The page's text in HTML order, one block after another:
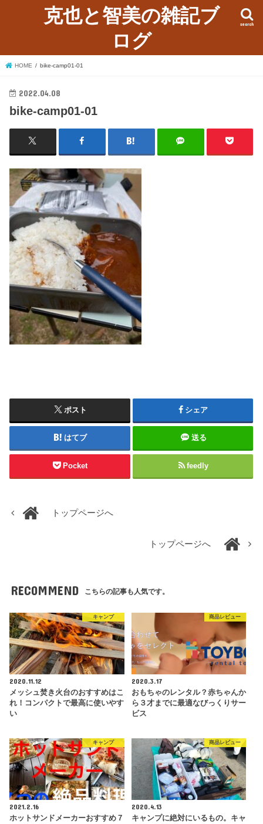
克也と智美の雑記ブ
ログ
search
HOME bike-camp01-01
2022.04.08
bike-camp01-01
ポスト シェア
はてブ 送る
Pocket feedly
トップページへ
トップページへ
RECOMMEND こちらの記事も人気です。
キャンプ
2020.11.12
メッシュ焚き火台のおすすめはこ
れ！コンパクトで最高に使いやす
い
商品レビュー
2020.3.17
おもちゃのレンタル？赤ちゃんか
ら３才までに最適なびっくりサー
ビス
キャンプ
2021.2.16
ホットサンドメーカーおすすめ７
商品レビュー
2020.4.13
キャンプに絶対にいるもの。キャ